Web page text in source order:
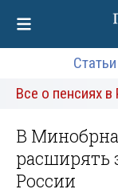
Статьи
Все о пенсиях в
В
расширять
России